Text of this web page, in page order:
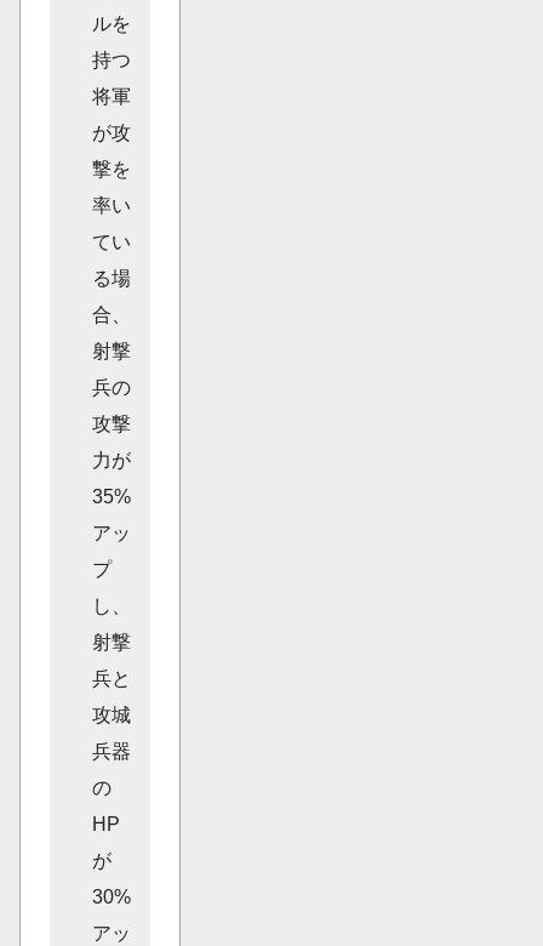
ルを
持つ
将軍
が攻
撃を
率い
てい
る場
合、
射撃
兵の
攻撃
力が
35%
アッ
プ
し、
射撃
兵と
攻城
兵器
の
HP
が
30%
アッ